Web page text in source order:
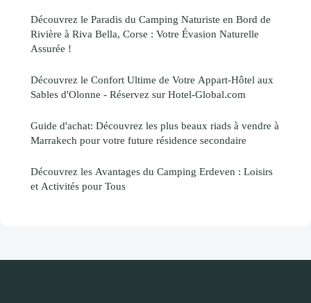
Découvrez le Paradis du Camping Naturiste en Bord de
Rivière à Riva Bella, Corse : Votre Évasion Naturelle
Assurée !
Découvrez le Confort Ultime de Votre Appart-Hôtel aux
Sables d'Olonne - Réservez sur Hotel-Global.com
Guide d'achat: Découvrez les plus beaux riads à vendre à
Marrakech pour votre future résidence secondaire
Découvrez les Avantages du Camping Erdeven : Loisirs
et Activités pour Tous